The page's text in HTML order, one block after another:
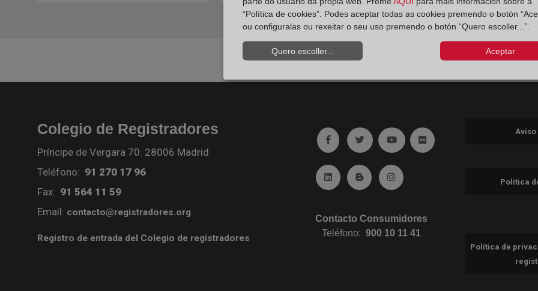
Colegio de Registradores
Príncipe de Vergara 70. 28006 Madrid
Teléfono: 91 270 17 96
Fax: 91 564 11 59
Email: contacto@registradores.org
Registro de entrada del Colegio de registradores
Ir a facebook (abre en ventana nueva)
Ir a twitter (abre en ventana nueva)
Ir a YouTube (abre en ventana nueva)
Ir a Flickr (abre en ventana
Ir a Linkedin (abre en ventana nueva)
Ir al Blog (abre en ventana nueva)
Ir a Instagram (abre en ventana
Contacto Consumidores
Teléfono:900 10 11 41
Aviso
Política
Política de
“Política de cookies”. Podes aceptar todas as cookies premendo o botón
ou configuralas ou rexeitar o seu uso premendo o botón “Quero escoller...”.
Quero escoller... Aceptar